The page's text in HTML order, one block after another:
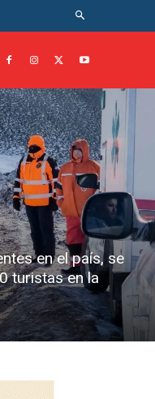
en el país, se
turistas en la